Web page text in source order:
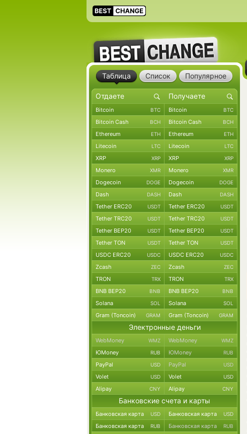
Таблица Список Популярное
Bitcoin BTC Bitcoin BTC
Bitcoin Cash BCH Bitcoin Cash BCH
Ethereum ETH Ethereum ETH
Litecoin LTC Litecoin LTC
XRP XRP XRP XRP
Monero XMR Monero XMR
Dogecoin DOGE Dogecoin DOGE
Dash DASH Dash DASH
Tether ERC20 USDT Tether ERC20 USDT
Tether TRC20 USDT Tether TRC20 USDT
Tether BEP20 USDT Tether BEP20 USDT
Tether TON USDT Tether TON USDT
USDC ERC20 USDC USDC ERC20 USDC
Zcash ZEC Zcash ZEC
TRON TRX TRON TRX
BNB BEP20 BNB BNB BEP20 BNB
Solana SOL Solana SOL
Gram (Toncoin) GRAM Gram (Toncoin) GRAM
Электронные деньги
WebMoney WMZ WebMoney WMZ
ЮMoney RUB ЮMoney RUB
PayPal USD PayPal USD
Volet USD Volet USD
Alipay CNY Alipay CNY
Банковские счета и карты
Банковская карта USD Банковская карта USD
Банковская карта RUB Банковская карта RUB